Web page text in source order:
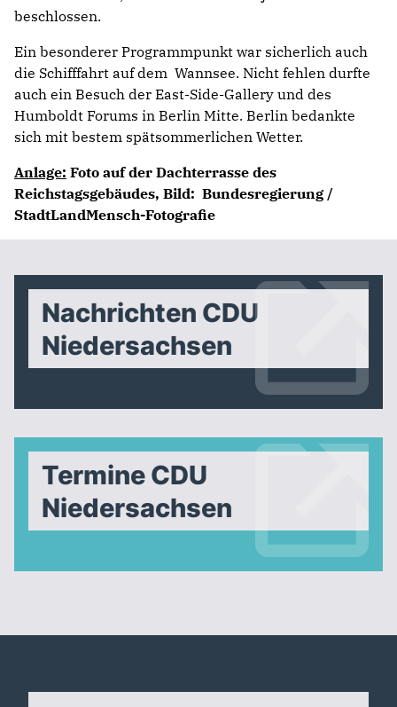
beschlossen.
Ein besonderer Programmpunkt war sicherlich auch
die Schifffahrt auf dem Wannsee. Nicht fehlen durfte
auch ein Besuch der East-Side-Gallery und des
Humboldt Forums in Berlin Mitte. Berlin bedankte
sich mit bestem spätsommerlichen Wetter.
Anlage: Foto auf der Dachterrasse des
Reichstagsgebäudes, Bild: Bundesregierung /
StadtLandMensch-Fotografie
Nachrichten CDU
Niedersachsen
Termine CDU
Niedersachsen